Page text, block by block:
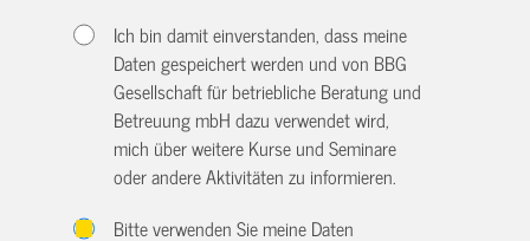
Ich bin damit einverstanden, dass meine
Daten gespeichert werden und von BBG
Gesellschaft für betriebliche Beratung und
Betreuung mbH dazu verwendet wird,
mich über weitere Kurse und Seminare
oder andere Aktivitäten zu informieren.
Bitte verwenden Sie meine Daten